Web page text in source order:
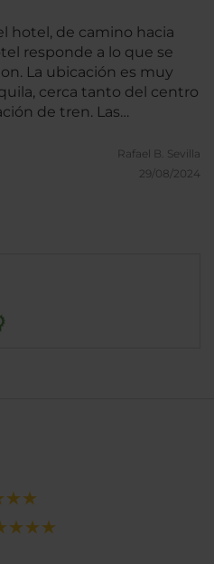
hotel, de camino hacia
responde a lo que se
La ubicación es muy
cerca tanto del centro
de tren. Las
muy confortables. Las
tenían bañera,
ducha. El bufé de
lo que no podemos
Rafael B. Sevilla
29/08/2024